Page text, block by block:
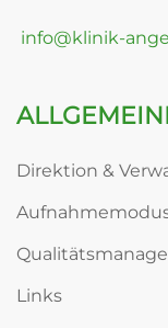
info@klinik-
Direktion &
Links